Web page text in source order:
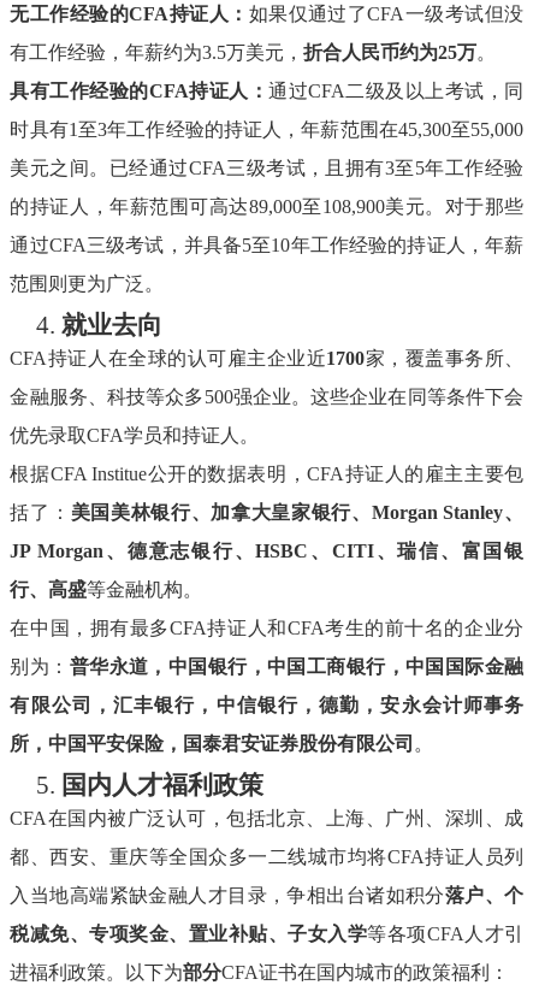
无工作经验的CFA持证人： 如果仅通过了CFA一级考试但没
有工作经验，年薪约为3.5万美元，折合人民币约为25万。
具有工作经验的CFA持证人：通过CFA二级及以上考试，同
时具有1至3年工作经验的持证人，年薪范围在45,300至55,000
美元之间。已经通过CFA三级考试，且拥有3至5年工作经验
的持证人，年薪范围可高达89,000至108,900美元。对于那些
通过CFA三级考试，并具备5至10年工作经验的持证人，年薪
范围则更为广泛。
4.就业去向
CFA持证人在全球的认可雇主企业近1700家，覆盖事务所、
金融服务、科技等众多500强企业。这些企业在同等条件下会
优先录取CFA学员和持证人。
根据CFA Institue公开的数据表明，CFA持证人的雇主主要包
括了： 美国美林银行、加拿大皇家银行、 Morgan Stanley、
JP Morgan、德意志银行、HSBC、CITI、瑞信、富国银
行、高盛等金融机构。
在中国，拥有最多CFA持证人和CFA考生的前十名的企业分
别为： 普华永道，中国银行，中国工商银行，中国国际金融
有限公司，汇丰银行，中信银行，德勤，安永会计师事务
所，中国平安保险，国泰君安证券股份有限公司 。
5. 国内人才福利政策
CFA在国内被广泛认可，包括北京、上海、广州、深圳、成
都、西安、重庆等全国众多一二线城市均将CFA持证人员列
入当地高端紧缺金融人才目录，争相出台诸如积分落户、个
税减免、专项奖金、置业补贴、子女入学等各项CFA人才引
进福利政策。
以下为部分CFA证书在国内城市的政策福利：